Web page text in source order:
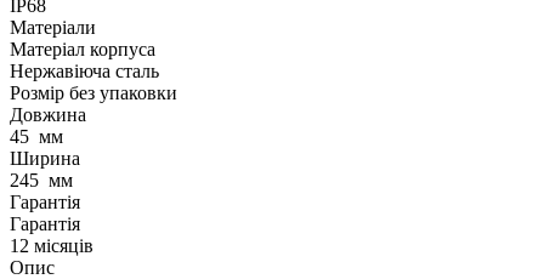
IP68
Матеріали
Матеріал корпуса
Нержавіюча сталь
Розмір без упаковки
Довжина
45 мм
Ширина
245 мм
Гарантія
Гарантія
12 місяців
Опис